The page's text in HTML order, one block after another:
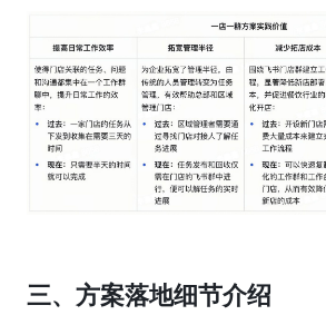
三、方案落地细节介绍